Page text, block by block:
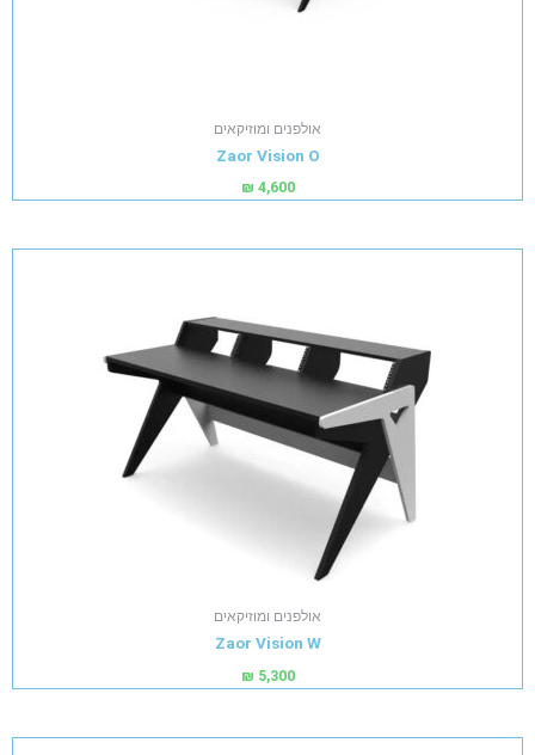
אולפנים ומוזיקאים
Zaor Vision O
₪ 4,600
אולפנים ומוזיקאים
Zaor Vision W
₪ 5,300